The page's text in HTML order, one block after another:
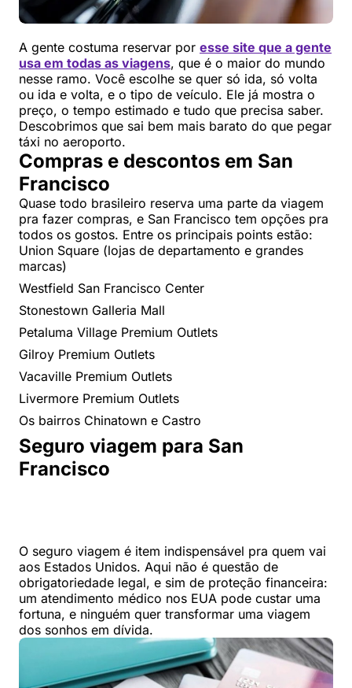
A gente costuma reservar por esse site que a gente
usa em todas as viagens, que é o maior do mundo
nesse ramo. Você escolhe se quer só ida, só volta
ou ida e volta, e o tipo de veículo. Ele já mostra o
preço, o tempo estimado e tudo que precisa saber.
Descobrimos que sai bem mais barato do que pegar
táxi no aeroporto.
Compras e descontos em San
Francisco
Quase todo brasileiro reserva uma parte da viagem
pra fazer compras, e San Francisco tem opções pra
todos os gostos. Entre os principais points estão:
Union Square (lojas de departamento e grandes
marcas)
Westfield San Francisco Center
Stonestown Galleria Mall
Petaluma Village Premium Outlets
Gilroy Premium Outlets
Vacaville Premium Outlets
Livermore Premium Outlets
Os bairros Chinatown e Castro
Seguro viagem para San
Francisco
O seguro viagem é item indispensável pra quem vai
aos Estados Unidos. Aqui não é questão de
obrigatoriedade legal, e sim de proteção financeira:
um atendimento médico nos EUA pode custar uma
fortuna, e ninguém quer transformar uma viagem
dos sonhos em dívida.